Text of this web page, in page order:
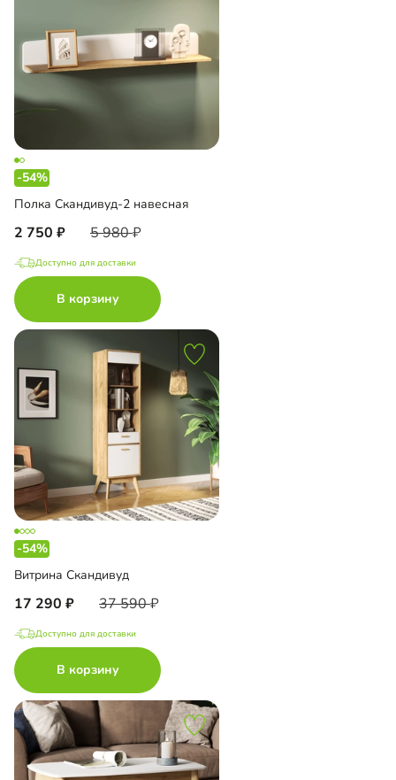
-54%
Полка Скандивуд-2 навесная
2 750 5 980
Доступно для доставки
В корзину
-54%
Витрина Скандивуд
17 290 37 590
Доступно для доставки
В корзину